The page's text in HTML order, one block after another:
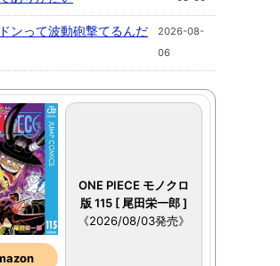
ンって波動砲撃てるんだ
2026-08-
06
ONE PIECE モノクロ
版 115 [ 尾田栄一郎 ]
《2026/08/03発売》